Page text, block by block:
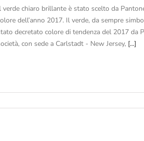
verde chiaro brillante è stato scelto da
dell’anno 2017. Il verde, da sempre
decretato colore di tendenza del 2017 da
con sede a Carlstadt - New Jersey, [...]